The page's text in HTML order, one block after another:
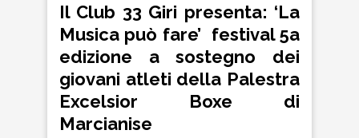
Il Club 33 Giri presenta: ‘La
Musica può fare’ festival 5a
edizione a sostegno dei
giovani atleti della Palestra
Excelsior Boxe di
Marcianise